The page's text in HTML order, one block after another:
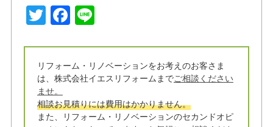
T
w
it
t
e
r
F
a
c
e
b
o
Li
e
リフォーム・リノベーションをお考えのお客さま
は、株式会社イエスリフォームまでご相談ください
ませ。
相談お見積りには費用はかかりません。
また、リフォーム・リノベーションのセカンドオピ